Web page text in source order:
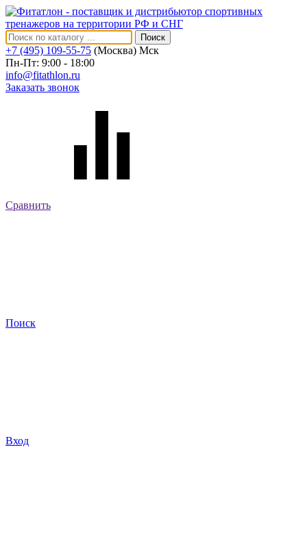
Поиск
+7 (495) 109-55-75 (Москва) Мск
Пн-Пт: 9:00 - 18:00
info@fitathlon.ru
Заказать звонок
Сравнить
Поиск
Вход